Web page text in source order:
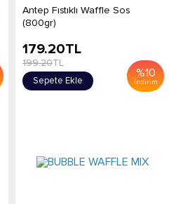
Antep Fıstıklı Waffle Sos
(800gr)
%10
İndirim
179.20TL
199.20TL
Sepete Ekle